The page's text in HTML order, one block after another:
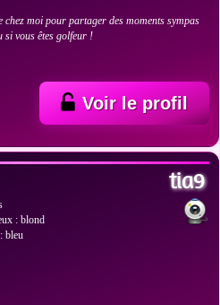
moi pour partager des moments sympas
si vous êtes golfeur !
Voir le profil
tia9
: blond
bleu